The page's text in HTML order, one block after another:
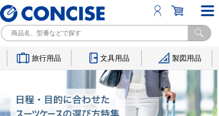
旅行用品 文具用品 製図用品